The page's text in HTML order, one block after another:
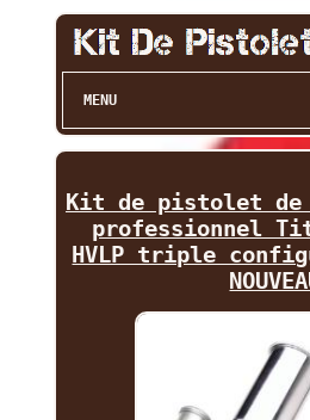
MENU
Kit de pistolet de
professionnel
HVLP triple